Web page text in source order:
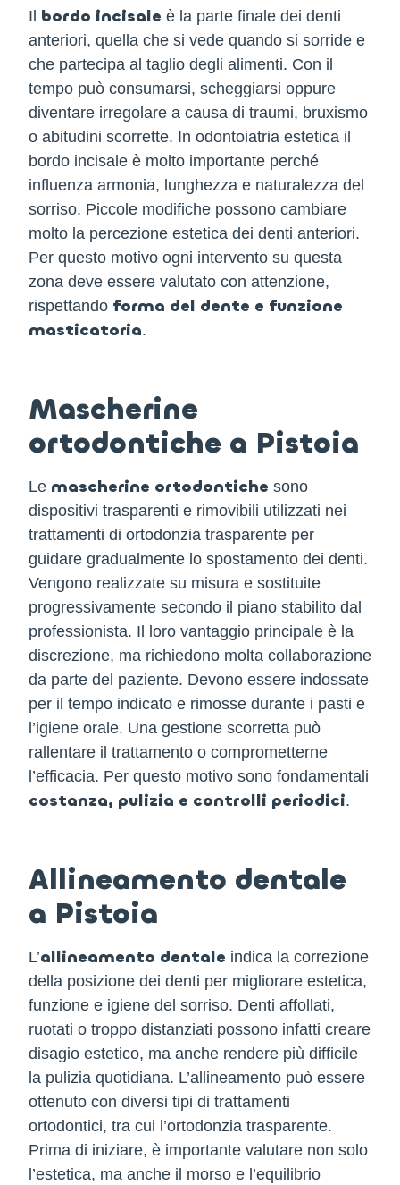
Il bordo incisale è la parte finale dei denti
anteriori, quella che si vede quando si sorride e
che partecipa al taglio degli alimenti. Con il
tempo può consumarsi, scheggiarsi oppure
diventare irregolare a causa di traumi, bruxismo
o abitudini scorrette. In odontoiatria estetica il
bordo incisale è molto importante perché
influenza armonia, lunghezza e naturalezza del
sorriso. Piccole modifiche possono cambiare
molto la percezione estetica dei denti anteriori.
Per questo motivo ogni intervento su questa
zona deve essere valutato con attenzione,
rispettando forma del dente e funzione
masticatoria.
Mascherine
ortodontiche a Pistoia
Le mascherine ortodontiche sono
dispositivi trasparenti e rimovibili utilizzati nei
trattamenti di ortodonzia trasparente per
guidare gradualmente lo spostamento dei denti.
Vengono realizzate su misura e sostituite
progressivamente secondo il piano stabilito dal
professionista. Il loro vantaggio principale è la
discrezione, ma richiedono molta collaborazione
da parte del paziente. Devono essere indossate
per il tempo indicato e rimosse durante i pasti e
l’igiene orale. Una gestione scorretta può
rallentare il trattamento o comprometterne
l’efficacia. Per questo motivo sono fondamentali
costanza, pulizia e controlli periodici.
Allineamento dentale
a Pistoia
L’allineamento dentale indica la correzione
della posizione dei denti per migliorare estetica,
funzione e igiene del sorriso. Denti affollati,
ruotati o troppo distanziati possono infatti creare
disagio estetico, ma anche rendere più difficile
la pulizia quotidiana. L’allineamento può essere
ottenuto con diversi tipi di trattamenti
ortodontici, tra cui l’ortodonzia trasparente.
Prima di iniziare, è importante valutare non solo
l’estetica, ma anche il morso e l’equilibrio